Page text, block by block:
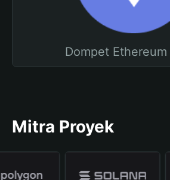
Dompet Ethereum
Mitra Proyek